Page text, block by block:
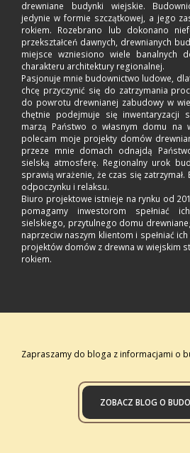
drewniane budynki wiejskie.
jedynie w formie szczątkowej, a jego
rokiem. Rozebrano lub dokonano
przekształceń dawnych, drewnianych
miejsce wzniesiono wiele banalnych
charakteru architektury regionalnej.
Pasjonuje mnie budownictwo ludowe,
chcę przyczynić się do zatrzymania
do powrotu drewnianej zabudowy w
chętnie podejmuje się inwentaryzacji
marzą Państwo o własnym domu
polecam moje projekty domów
przeze mnie domach odnajdą
sielską atmosferę. Regionalny urok
sprawią wrażenie, że czas się
odpoczynku i relaksu.
Biuro projektowe istnieje na rynku od
pomagamy inwestorom spełniać
sielskiego, przytulnego domu
naprzeciw naszym klientom i spełniać
projektów domów z drewna w wiejskim
rokiem.
Zapraszamy do bloga z informacjami o
ZOBACZ BLOG O